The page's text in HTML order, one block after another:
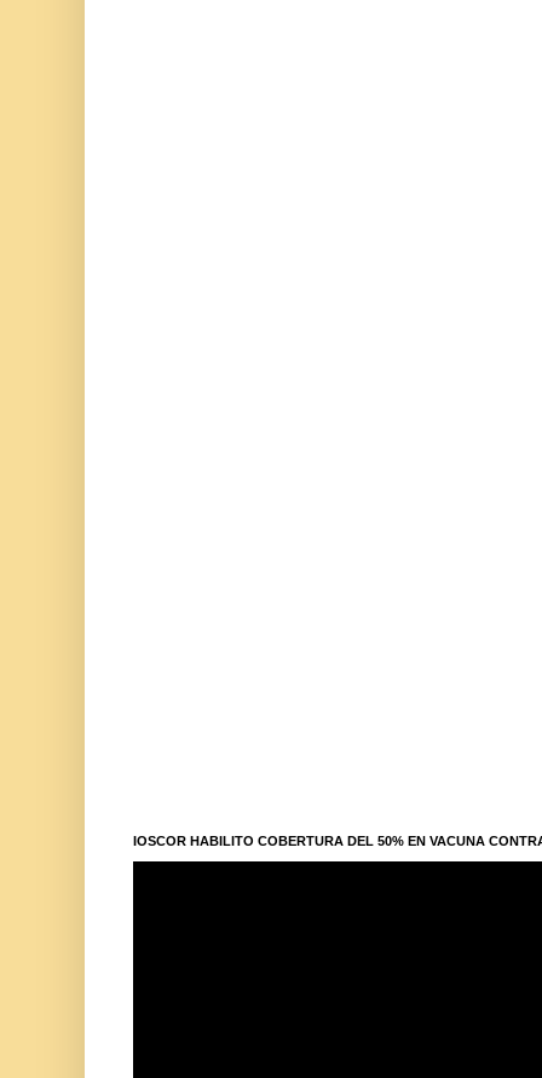
IOSCOR HABILITO COBERTURA DEL 50% EN VACUNA